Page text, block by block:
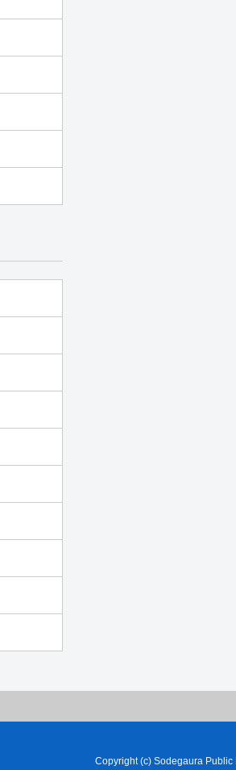
Copyright (c) Sodegaura Public